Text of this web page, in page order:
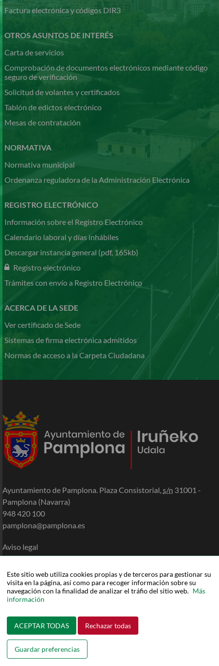
Este sitio web utiliza cookies propias y de terceros para gestionar su
visita en la página, así como para recoger información sobre su
navegación con la finalidad de analizar el tráfio del sitio web. Más
información
ACEPTAR TODAS Rechazar todas
Guardar preferencias
Factura electrónica y códigos DIR3
OTROS ASUNTOS DE INTERÉS
Carta de servicios
Comprobación de documentos electrónicos mediante código
seguro de verificación
Solicitud de volantes y certificados
Tablón de edictos electrónico
Mesas de contratación
NORMATIVA
Normativa municipal
Ordenanza reguladora de la Administración Electrónica
REGISTRO ELECTRÓNICO
Información sobre el Registro Electrónico
Calendario laboral y días inhábiles
Descargar instancia general (pdf, 165kb)
Registro electrónico
Trámites con envío a Registro Electrónico
ACERCA DE LA SEDE
Ver certificado de Sede
Sistemas de firma electrónica admitidos
Normas de acceso a la Carpeta Ciudadana
Ayuntamiento de Pamplona. Plaza Consistorial, s/n 31001 -
Pamplona (Navarra)
948 420 100
pamplona@pamplona.es
Aviso legal
Accesibilidad
Política de cookies
Política de privacidad
Mapa de la Sede